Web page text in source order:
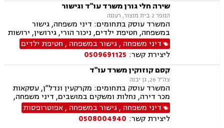
שירה חלי גורן משרד עו"ד וגישור
הנופר 2 בית מנצור, רעננה
המשרד עוסק בתחומים: דיני משפחה, גישור
במשפחה, חטיפת ילדים, ניכור הורי, גירושין, ירושות
וצוואות, ייפוי כוח מתמשך, אפוטרופסות, משמורת,
מזונות, אבהות, מעמד אישי, חלוקת רכוש, תיאום
הורי, ידועים בציבור, הסכמי ממון, זמני שהות, הורות
חד מינית, נישואים אזרחיים, חלוקת רכוש
דיני משפחה ,גישור במשפחה , חטיפת ילדים
ליצירת קשר: 0509691125
קסם קוזוקין משרד עו"ד
צה״ל 26, גן יבנה
המשרד עוסק בתחומים: מקרקעין ונדל"ן, עסקאות
מכר דירה, נחלות ומשקים במושבים, דיני משפחה,
גישור במשפחה, אפוטרופסות, הסכמי ממון, אבהות,
מזונות, משמורת, גירושין, הורות חד מינית, חלוקת
רכוש, חטיפת ילדים, ניכור הורי
דיני משפחה ,גישור במשפחה ,אפוטרופסות
ליצירת קשר: 0508004940